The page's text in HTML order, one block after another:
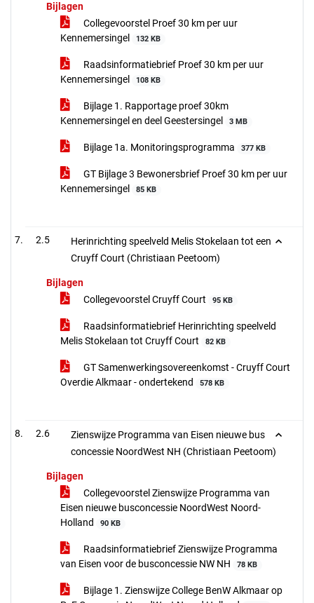
Bijlagen
Collegevoorstel Proef 30 km per uur
Kennemersingel
132 KB
Raadsinformatiebrief Proef 30 km per uur
Kennemersingel
108 KB
Bijlage 1. Rapportage proef 30km
Kennemersingel en deel Geestersingel
3 MB
Bijlage 1a. Monitoringsprogramma 377 KB
GT Bijlage 3 Bewonersbrief Proef 30 km per uur
Kennemersingel
85 KB
2.5
Herinrichting speelveld Melis Stokelaan tot een
Cruyff Court (Christiaan Peetoom)
Bijlagen
Collegevoorstel Cruyff Court
95 KB
Raadsinformatiebrief Herinrichting speelveld
Melis Stokelaan tot Cruyff Court
82 KB
GT Samenwerkingsovereenkomst - Cruyff Court
Overdie Alkmaar - ondertekend
578 KB
2.6
Zienswijze Programma van Eisen nieuwe bus
concessie NoordWest NH (Christiaan Peetoom)
Bijlagen
Collegevoorstel Zienswijze Programma van
Eisen nieuwe busconcessie NoordWest Noord-
Holland
90 KB
Raadsinformatiebrief Zienswijze Programma
van Eisen voor de busconcessie NW NH
78 KB
Bijlage 1. Zienswijze College BenW Alkmaar op